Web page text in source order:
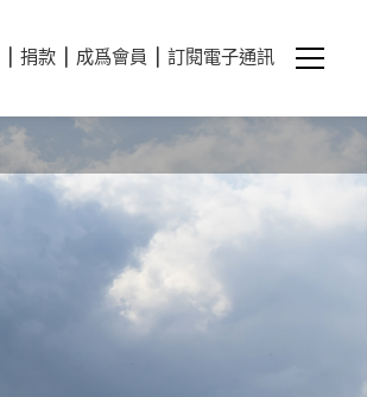
| 捐款 | 成爲會員 | 訂閱電子通訊